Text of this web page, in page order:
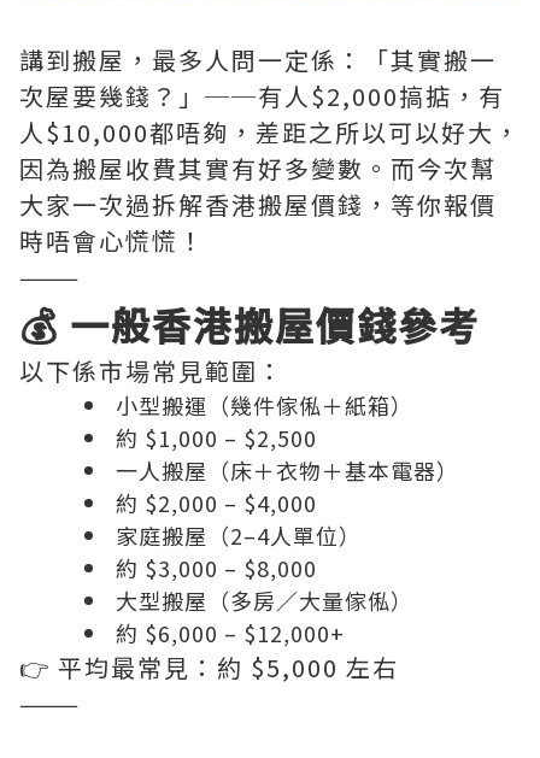
講到搬屋，最多人問一定係：「其實搬一
次屋要幾錢？」──有人$2,000搞掂，有
人$10,000都唔夠，差距之所以可以好大，
因為搬屋收費其實有好多變數。而今次幫
大家一次過拆解香港搬屋價錢，等你報價
時唔會心慌慌！
———
💰 一般香港搬屋價錢參考
以下係市場常見範圍：
小型搬運（幾件傢俬＋紙箱）
約 $1,000 – $2,500
一人搬屋（床＋衣物＋基本電器）
約 $2,000 – $4,000
家庭搬屋（2–4人單位）
約 $3,000 – $8,000
大型搬屋（多房／大量傢俬）
約 $6,000 – $12,000+
👉 平均最常見：約 $5,000 左右
———